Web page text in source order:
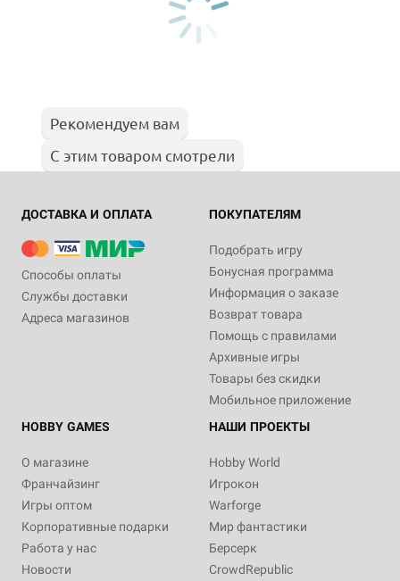
Рекомендуем вам
С этим товаром смотрели
ДОСТАВКА И ОПЛАТА
Способы оплаты
Службы доставки
Адреса магазинов
ПОКУПАТЕЛЯМ
Подобрать игру
Бонусная программа
Информация о заказе
Возврат товара
Помощь с правилами
Архивные игры
Товары без скидки
Мобильное приложение
HOBBY GAMES
О магазине
Франчайзинг
Игры оптом
Корпоративные подарки
Работа у нас
Новости
НАШИ ПРОЕКТЫ
Hobby World
Игрокон
Warforge
Мир фантастики
Берсерк
CrowdRepublic